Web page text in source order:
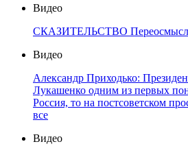
Видео
СКАЗИТЕЛЬСТВО
Видео
Александр Приходько:
Лукашенко одним из первых
Россия, то на постсоветском
все
Видео